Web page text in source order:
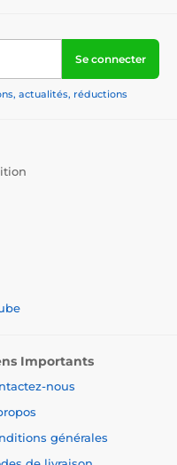
Se connecter
actualités, réductions
Importants
nous
générales